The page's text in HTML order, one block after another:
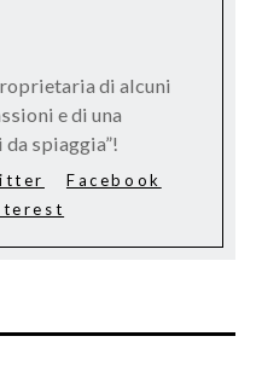
di alcuni
e di una
spiaggia”!
Facebook